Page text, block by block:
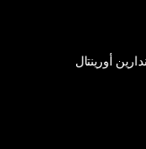
أورينتال